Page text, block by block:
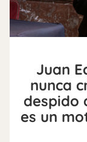
Juan
nunca
despido
es un